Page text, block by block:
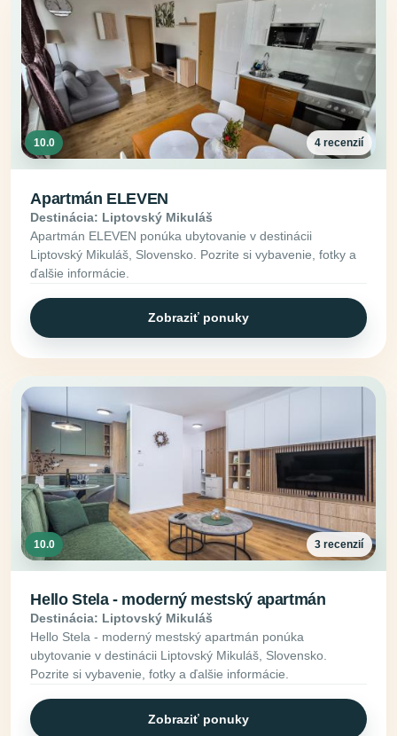
10.0 4 recenzií
Apartmán ELEVEN
Destinácia: Liptovský Mikuláš
Apartmán ELEVEN ponúka ubytovanie v destinácii
Liptovský Mikuláš, Slovensko. Pozrite si vybavenie, fotky a
ďalšie informácie.
Zobraziť ponuky
10.0 3 recenzií
Hello Stela - moderný mestský apartmán
Destinácia: Liptovský Mikuláš
Hello Stela - moderný mestský apartmán ponúka
ubytovanie v destinácii Liptovský Mikuláš, Slovensko.
Pozrite si vybavenie, fotky a ďalšie informácie.
Zobraziť ponuky